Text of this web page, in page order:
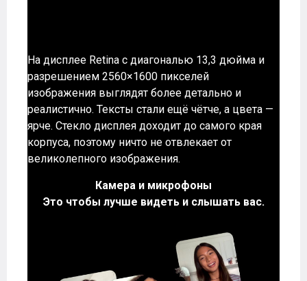
На дисплее Retina с диагональю 13,3 дюйма и
разрешением 2560×1600 пикселей
изображения выглядят более детально и
реалистично. Тексты стали ещё чётче, а цвета —
ярче. Стекло дисплея доходит до самого края
корпуса, поэтому ничто не отвлекает от
великолепного изображения.
Камера и микрофоны
Это чтобы лучше видеть и слышать вас.